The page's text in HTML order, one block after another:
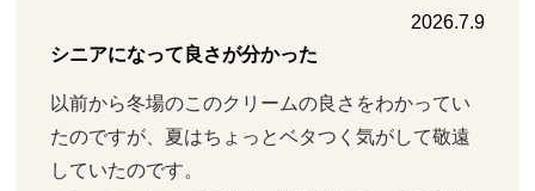
2026.7.9
シニアになって良さが分かった
以前から冬場のこのクリームの良さをわかってい
たのですが、夏はちょっとベタつく気がして敬遠
していたのです。